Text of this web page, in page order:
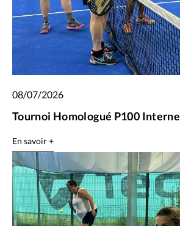
08/07/2026
Tournoi Homologué P100 Interne
En savoir +